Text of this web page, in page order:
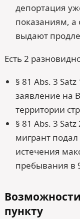
депортация
показаниям, а
выдают
Есть 2
§ 81 Abs. 3
заявление на
территории
§ 81 Abs. 3
мигрант
истечения
пребывания в
пункту